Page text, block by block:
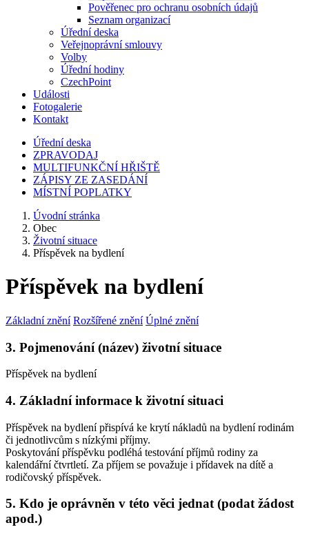
Pověřenec pro ochranu osobních údajů
Seznam organizací
Úřední deska
Veřejnoprávní smlouvy
Volby
Úřední hodiny
CzechPoint
Události
Fotogalerie
Kontakt
Úřední deska
ZPRAVODAJ
MULTIFUNKČNÍ HŘIŠTĚ
ZÁPISY ZE ZASEDÁNÍ
MÍSTNÍ POPLATKY
Úvodní stránka
Obec
Životní situace
Příspěvek na bydlení
Příspěvek na bydlení
Základní znění Rozšířené znění Úplné znění
3. Pojmenování (název) životní situace
Příspěvek na bydlení
4. Základní informace k životní situaci
Příspěvek na bydlení přispívá ke krytí nákladů na bydlení rodinám
či jednotlivcům s nízkými příjmy.
Poskytování příspěvku podléhá testování příjmů rodiny za
kalendářní čtvrtletí. Za příjem se považuje i přídavek na dítě a
rodičovský příspěvek.
5. Kdo je oprávněn v této věci jednat (podat žádost
apod.)